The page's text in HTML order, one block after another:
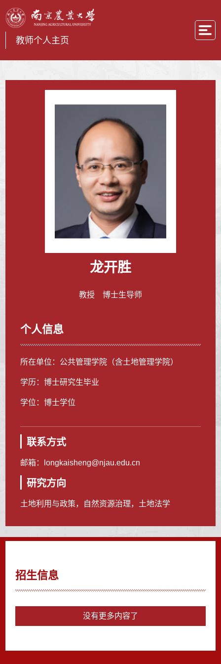
教师个人主页
龙开胜
教授 博士生导师
个人信息
所在单位：公共管理学院（含土地管理学院）
学历：博士研究生毕业
学位：博士学位
联系方式
邮箱： longkaisheng@njau.edu.cn
研究方向
土地利用与政策，自然资源治理，土地法学
招生信息
没有更多内容了